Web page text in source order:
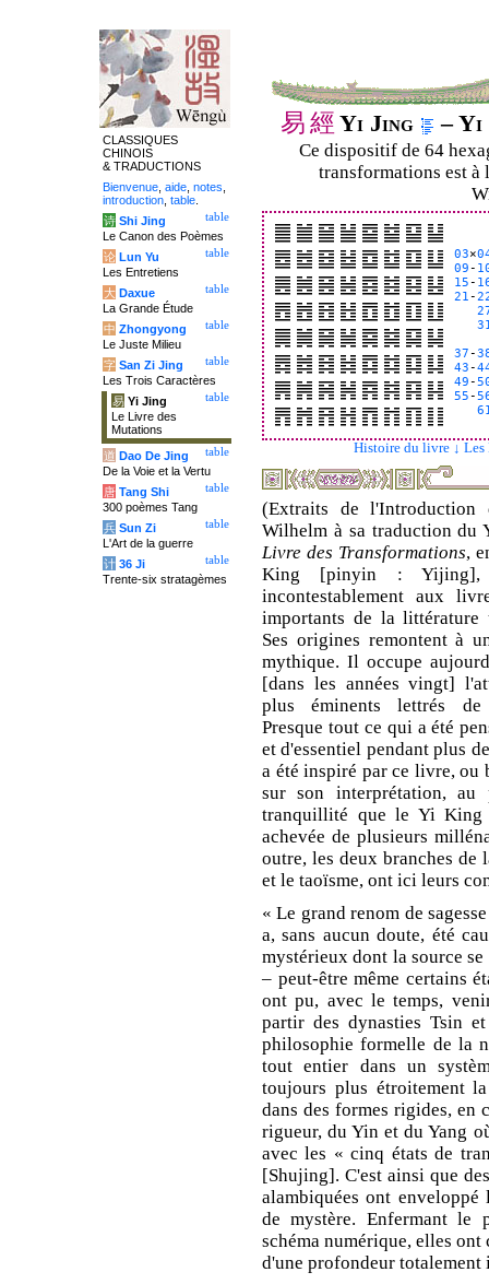
易經 Yi Jing – Yi
Ce dispositif de 64
transformations est à
03×
09-
15-
21-
37-
43-
49-
55-
Histoire du livre ↓ Les
(Extraits de l'Introduction
Wilhelm à sa traduction
Livre des Transformations,
King [pinyin : Yijing],
incontestablement aux
importants de la littérature
Ses origines remontent à
mythique. Il occupe
[dans les années vingt]
plus éminents lettrés
Presque tout ce qui a été
et d'essentiel pendant plus
a été inspiré par ce livre, ou
sur son interprétation,
tranquillité que le Yi
achevée de plusieurs
outre, les deux branches
et le taoïsme, ont ici leurs
« Le grand renom de
a, sans aucun doute, été
mystérieux dont la source
– peut-être même certains
ont pu, avec le temps,
partir des dynasties Tsin
philosophie formelle de la
tout entier dans un
toujours plus étroitement
dans des formes rigides, en
rigueur, du Yin et du Yang
avec les « cinq états de
[Shujing]. C'est ainsi que
alambiquées ont
de mystère. Enfermant le
schéma numérique, elles
d'une profondeur
CLASSIQUES
CHINOIS
& TRADUCTIONS
Bienvenue aide notes
introduction table
table
诗 Shi Jing
Le Canon des Poèmes
table
论 Lun Yu
Les Entretiens
table
大 Daxue
La Grande Étude
table
中 Zhongyong
Le Juste Milieu
table
字 San Zi Jing
Les Trois Caractères
table
易 Yi Jing
Le Livre des
Mutations
table
道 Dao De Jing
De la Voie et la Vertu
table
唐 Tang Shi
300 poèmes Tang
table
兵 Sun Zi
L'Art de la guerre
table
计 36 Ji
Trente-six stratagèmes